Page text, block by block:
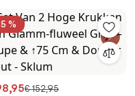
%
€ 152,95